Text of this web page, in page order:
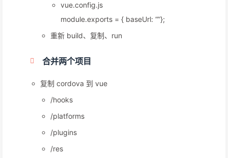
vue.config.js
module.exports = { baseUrl: “”};
重新 build、复制、run
合并两个项目
复制 cordova 到 vue
/hooks
/platforms
/plugins
/res